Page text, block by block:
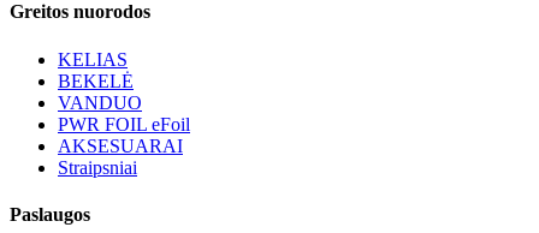
Greitos nuorodos
KELIAS
BEKELĖ
VANDUO
PWR FOIL eFoil
AKSESUARAI
Straipsniai
Paslaugos